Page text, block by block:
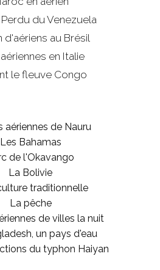
du Venezuela
d'aériens au Brésil
en Italie
le fleuve Congo
aériennes de Nauru
Les Bahamas
de l'Okavango
La Bolivie
traditionnelle
La pêche
de villes la nuit
un pays d'eau
du typhon Haiyan